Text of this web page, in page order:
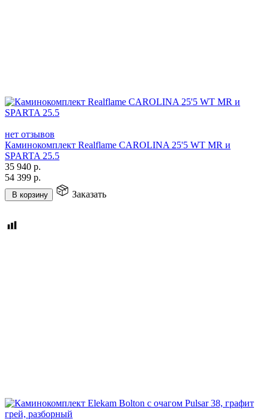
нет отзывов
Каминокомплект Realflame CAROLINA 25'5 WT MR и
SPARTA 25.5
35 940 р.
54 399 р.
В корзину Заказать